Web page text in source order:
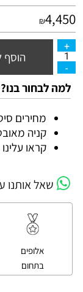
₪4,450
הוסף
למה לבחור בנו?
מחירים
קניה
קראו
שאל אותנו
אלופים
בתחום